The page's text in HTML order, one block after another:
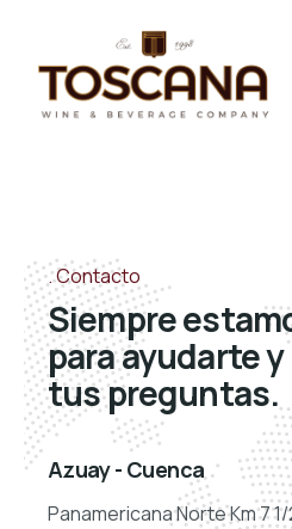
Contacto
Siempre
para ayudarte
tus preguntas.
Azuay - Cuenca
Panamericana Norte Km 7